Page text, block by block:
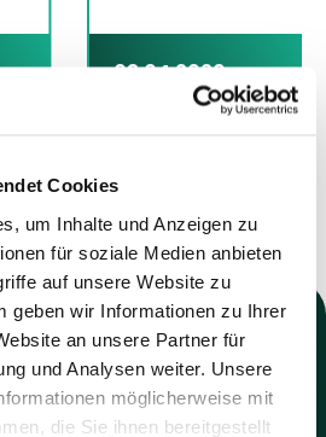
Cookies
um Inhalte und Anzeigen zu
für soziale Medien anbieten
auf unsere Website zu
geben wir Informationen zu Ihrer
an unsere Partner für
und Analysen weiter. Unsere
möglicherweise mit
die Sie ihnen bereitgestellt
03.04.2026
Beratung der Vesputi
uns